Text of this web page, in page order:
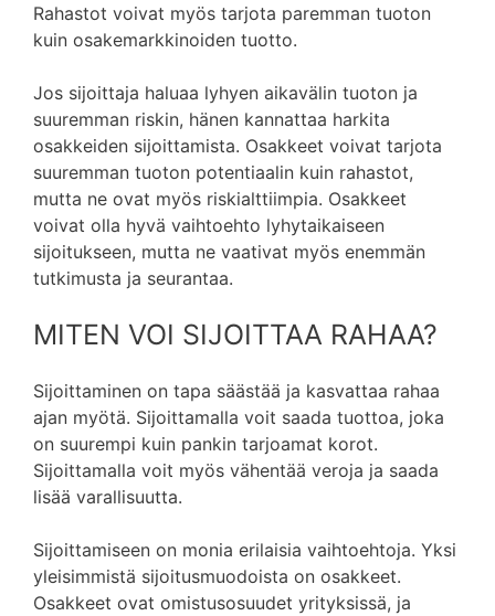
Rahastot voivat myös tarjota paremman tuoton
kuin osakemarkkinoiden tuotto.
Jos sijoittaja haluaa lyhyen aikavälin tuoton ja
suuremman riskin, hänen kannattaa harkita
osakkeiden sijoittamista. Osakkeet voivat tarjota
suuremman tuoton potentiaalin kuin rahastot,
mutta ne ovat myös riskialttiimpia. Osakkeet
voivat olla hyvä vaihtoehto lyhytaikaiseen
sijoitukseen, mutta ne vaativat myös enemmän
tutkimusta ja seurantaa.
MITEN VOI SIJOITTAA RAHAA?
Sijoittaminen on tapa säästää ja kasvattaa rahaa
ajan myötä. Sijoittamalla voit saada tuottoa, joka
on suurempi kuin pankin tarjoamat korot.
Sijoittamalla voit myös vähentää veroja ja saada
lisää varallisuutta.
Sijoittamiseen on monia erilaisia vaihtoehtoja. Yksi
yleisimmistä sijoitusmuodoista on osakkeet.
Osakkeet ovat omistusosuudet yrityksissä, ja